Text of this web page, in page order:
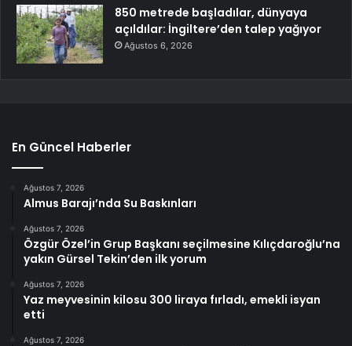
850 metrede başladılar, dünyaya
açıldılar: İngiltere’den talep yağıyor
Ağustos 6, 2026
En Güncel Haberler
Ağustos 7, 2026
Almus Barajı’nda Su Baskınları
Ağustos 7, 2026
Özgür Özel’in Grup Başkanı seçilmesine Kılıçdaroğlu’na
yakın Gürsel Tekin’den ilk yorum
Ağustos 7, 2026
Yaz meyvesinin kilosu 300 liraya fırladı, emekli isyan
etti
Ağustos 7, 2026